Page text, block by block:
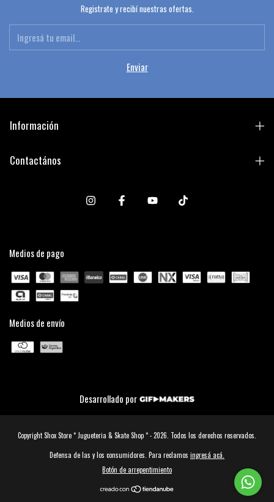
Registrate y recibí nuestras ofertas.
Información
Contactános
Medios de pago
Medios de envío
Desarrollado por
Copyright Shox Store * Jugueteria & Skate Shop * - 2026. Todos los derechos reservados.
Defensa de las y los consumidores. Para reclamos ingresá acá.
Botón de arrepentimiento